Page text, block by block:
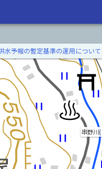
串野川
水予報の暫定基準の運用について